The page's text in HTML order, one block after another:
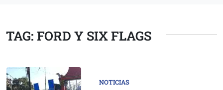
TAG: FORD Y SIX FLAGS
NOTICIAS